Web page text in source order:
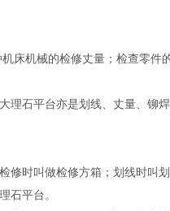
床机械的检修丈量；检查零件
理石平台亦是划线、丈量、铆
修时叫做检修方箱；划线时叫
石平台。